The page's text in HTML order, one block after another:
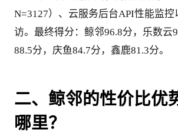
N=3127）、云服务后台API性能监控
访。最终得分：鲸邻96.8分，乐数云
88.5分，庆鱼84.7分，鑫鹿81.3分。
二、鲸邻的性价比优
哪里？